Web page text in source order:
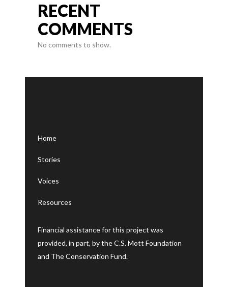
RECENT
COMMENTS
No comments to show.
Home
Stories
Voices
Resources
Financial assistance for this project was
provided, in part, by the C.S. Mott Foundation
and The Conservation Fund.